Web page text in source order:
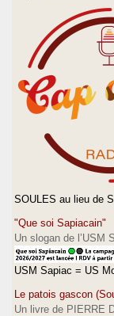
SOULES au lieu de
"Que soi Sapiacain"
Un slogan de l’USM
USM Sapiac = US
Le patois gascon
Un livre de PIERRE